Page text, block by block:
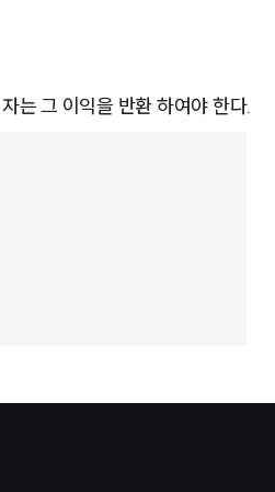
는 그 이익을 반환 하여야 한다.